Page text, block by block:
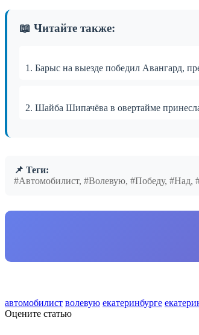
📖 Читайте также:
1. Барыс на выезде победил Авангард,
2. Шайба Шипачёва в овертайме
📌 Теги:
#Автомобилист, #Волевую, #Победу,
автомобилист волевую екатеринбурге
Оцените статью